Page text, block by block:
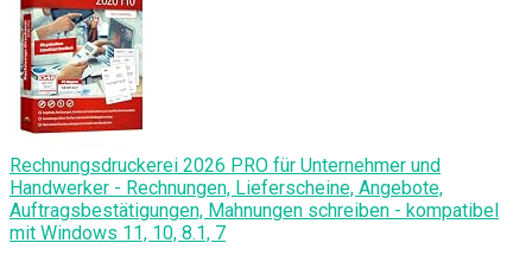
Rechnungsdruckerei 2026 PRO für Unternehmer und
Handwerker - Rechnungen, Lieferscheine, Angebote,
Auftragsbestätigungen, Mahnungen schreiben - kompatibel
mit Windows 11, 10, 8.1, 7